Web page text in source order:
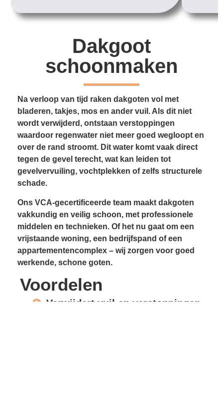
Dakgoot
schoonmaken
Na verloop van tijd raken dakgoten vol met
bladeren, takjes, mos en ander vuil. Als dit niet
wordt verwijderd, ontstaan verstoppingen
waardoor regenwater niet meer goed wegloopt en
over de rand stroomt. Dit water komt vaak direct
tegen de gevel terecht, wat kan leiden tot
gevelvervuiling, vochtplekken of zelfs structurele
schade.
Ons VCA-gecertificeerde team maakt dakgoten
vakkundig en veilig schoon, met professionele
middelen en technieken. Of het nu gaat om een
vrijstaande woning, een bedrijfspand of een
appartementencomplex – wij zorgen voor goed
werkende, schone goten.
Voordelen
Verwijdert vuil en verstoppingen